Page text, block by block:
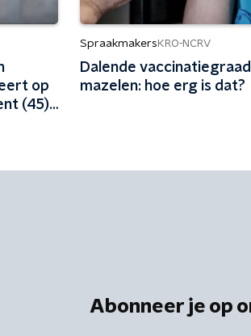
op
(45)
Spraakmakers KRO-NCRV
Dalende
mazelen: hoe erg is dat?
Abonneer je op